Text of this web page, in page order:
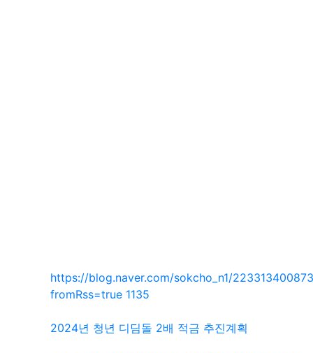
관련자료https://blog.naver.com/sokcho_n1/
fromRss=true 1135
2024년 청년 디딤돌 2배 적금 추진계획